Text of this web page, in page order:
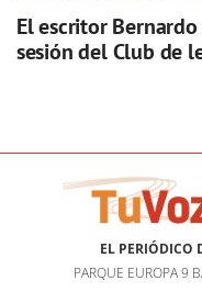
El escritor
sesión del Club de
EL PERIÓDICO
PARQUE EUROPA 9